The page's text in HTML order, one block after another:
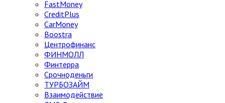
FastMoney
CreditPlus
CarMoney
Boostra
Центрофинанс
ФИНМОЛЛ
Финтерра
Срочноденьги
ТУРБОЗАЙМ
Взаимодействие